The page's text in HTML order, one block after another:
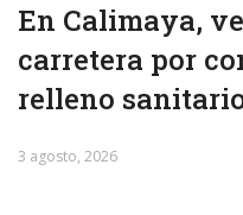
En Calimaya,
carretera por
relleno
3 agosto, 2026